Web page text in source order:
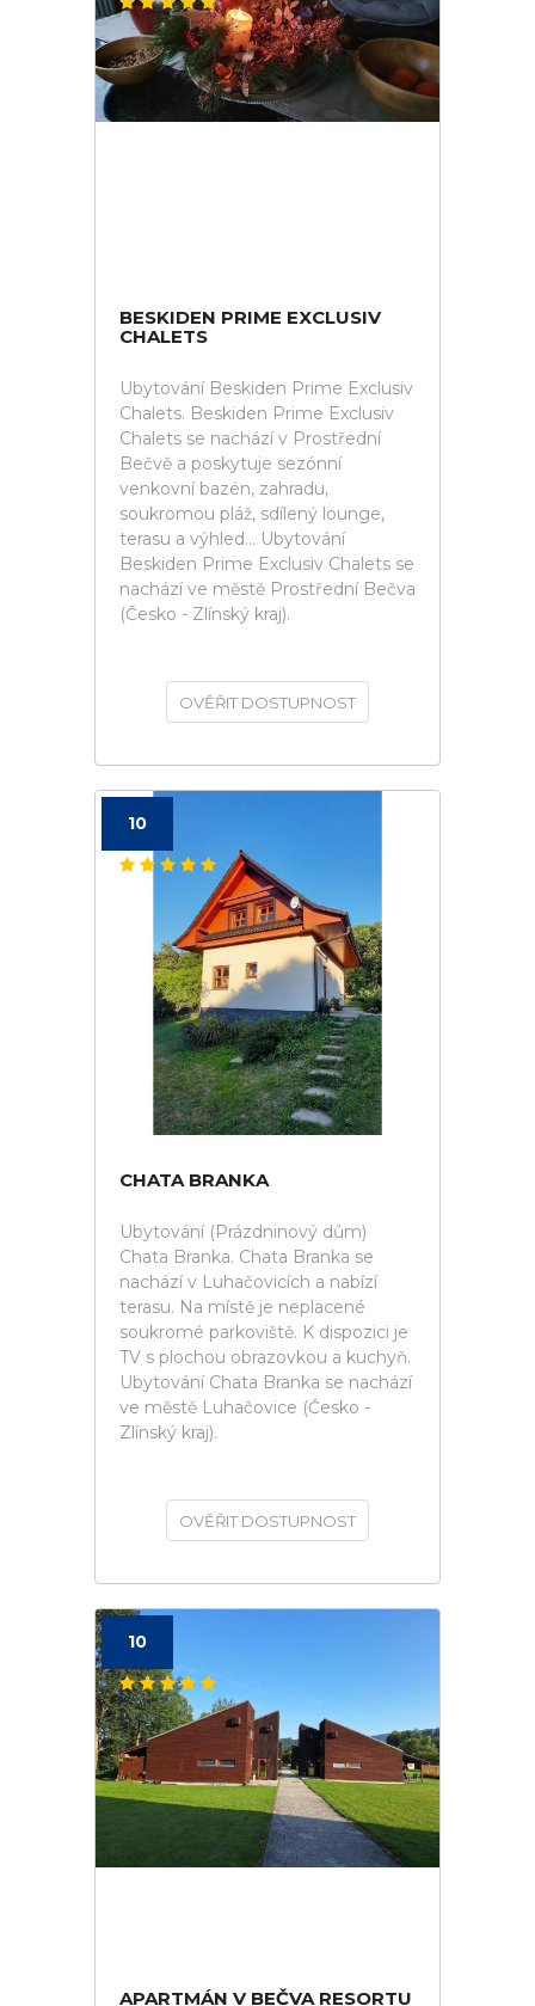
BESKIDEN PRIME EXCLUSIV
CHALETS
Ubytování Beskiden Prime Exclusiv
Chalets. Beskiden Prime Exclusiv
Chalets se nachází v Prostřední
Bečvě a poskytuje sezónní
venkovní bazén, zahradu,
soukromou pláž, sdílený lounge,
terasu a výhled... Ubytování
Beskiden Prime Exclusiv Chalets se
nachází ve městě Prostřední Bečva
(Česko - Zlínský kraj).
OVĚŘIT DOSTUPNOST
10
CHATA BRANKA
Ubytování (Prázdninový dům)
Chata Branka. Chata Branka se
nachází v Luhačovicích a nabízí
terasu. Na místě je neplacené
soukromé parkoviště. K dispozici je
TV s plochou obrazovkou a kuchyň.
Ubytování Chata Branka se nachází
ve městě Luhačovice (Česko -
Zlínský kraj).
OVĚŘIT DOSTUPNOST
10
APARTMÁN V BEČVA RESORTU